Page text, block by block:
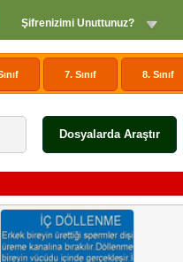
Şifrenizimi Unuttunuz?
7. Sınıf 8. Sınıf
Dosyalarda Araştır